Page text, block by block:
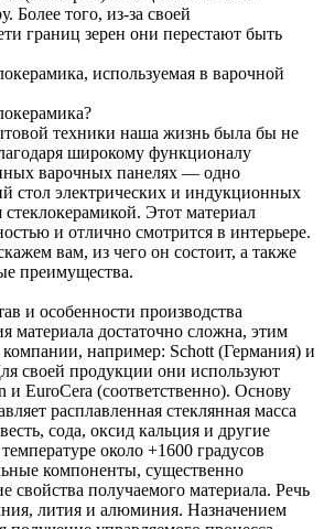
Более того, из-за своей
границ зерен они перестают быть
используемая в варочной
техники наша жизнь была бы не
широкому функционалу
варочных панелях — одно
стол электрических и индукционных
Этот материал
и отлично смотрится в интерьере.
вам, из чего он состоит, а также
преимущества.
и особенности производства
материала достаточно сложна, этим
например: Schott (Германия) и
своей продукции они используют
и EuroCera (соответственно). Основу
расплавленная стеклянная масса
сода, оксид кальция и другие
около +1600 градусов
компоненты, существенно
свойства получаемого материала. Речь
лития и алюминия. Назначением